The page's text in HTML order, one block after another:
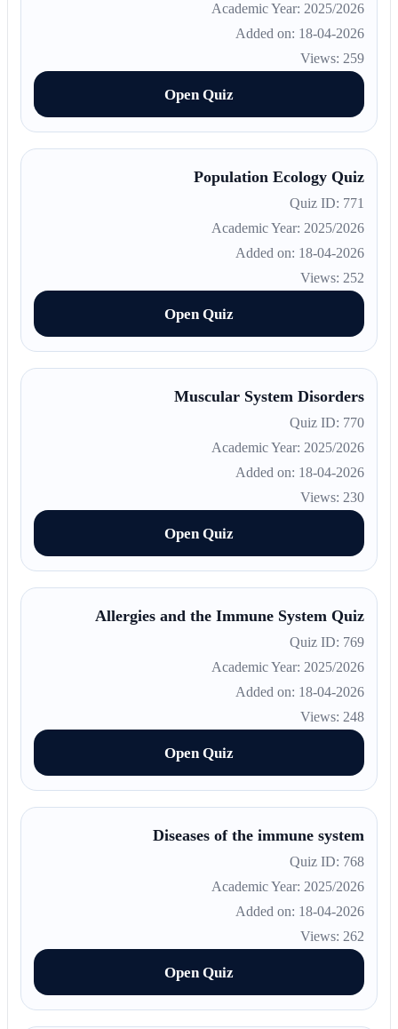
Academic Year: 2025/2026
Added on: 18-04-2026
Views: 259
Open Quiz
Population Ecology Quiz
Quiz ID: 771
Academic Year: 2025/2026
Added on: 18-04-2026
Views: 252
Open Quiz
Muscular System Disorders
Quiz ID: 770
Academic Year: 2025/2026
Added on: 18-04-2026
Views: 230
Open Quiz
Allergies and the Immune System Quiz
Quiz ID: 769
Academic Year: 2025/2026
Added on: 18-04-2026
Views: 248
Open Quiz
Diseases of the immune system
Quiz ID: 768
Academic Year: 2025/2026
Added on: 18-04-2026
Views: 262
Open Quiz